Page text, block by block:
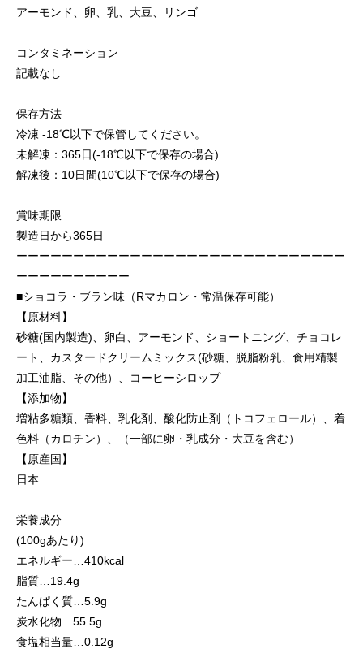
アーモンド、卵、乳、大豆、リンゴ
コンタミネーション
記載なし
保存方法
冷凍 -18℃以下で保管してください。
未解凍：365日(-18℃以下で保存の場合)
解凍後：10日間(10℃以下で保存の場合)
賞味期限
製造日から365日
ーーーーーーーーーーーーーーーーーーーーーーーーーーーーー
ーーーーーーーーーー
■ショコラ・ブラン味（Rマカロン・常温保存可能）
【原材料】
砂糖(国内製造)、卵白、アーモンド、ショートニング、チョコレ
ート、カスタードクリームミックス(砂糖、脱脂粉乳、食用精製
加工油脂、その他）、コーヒーシロップ
【添加物】
増粘多糖類、香料、乳化剤、酸化防止剤（トコフェロール）、着
色料（カロチン）、（一部に卵・乳成分・大豆を含む）
【原産国】
日本
栄養成分
(100gあたり)
エネルギー…410kcal
脂質…19.4g
たんぱく質…5.9g
炭水化物…55.5g
食塩相当量…0.12g